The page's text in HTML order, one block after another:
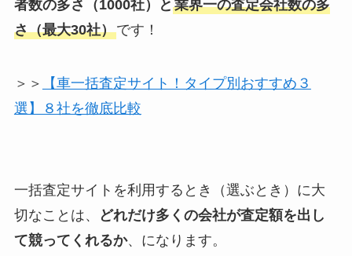
者数の多さ（1000社）と 業界一の査定会社数の多
さ（最大30社）です！
＞＞
【車一括査定サイト！タイプ別おすすめ３
選】８社を徹底比較
一括査定サイトを利用するとき（選ぶとき）に大
切なことは、
どれだけ多くの会社が査定額を出し
て競ってくれるか、になります。